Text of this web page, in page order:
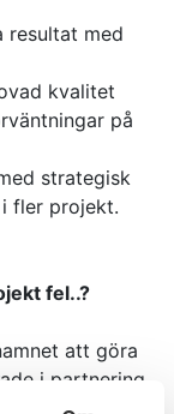
resultat med
kvalitet
på
strategisk
fler projekt.
fel..?
att göra
i partnering
säga att när